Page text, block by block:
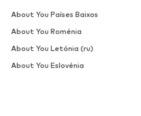
About You Países Baixos
About You Roménia
About You Letónia (ru)
About You Eslovénia